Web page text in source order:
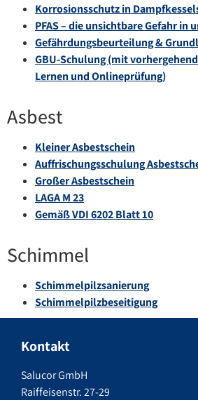
Korrosionsschutz in
PFAS – die unsichtbare Gefahr in
Gefährdungsbeurteilung &
GBU-Schulung (mit
Lernen und Onlineprüfung)
Asbest
Kleiner Asbestschein
Auffrischungsschulung
Großer Asbestschein
LAGA M 23
Gemäß VDI 6202 Blatt 10
Schimmel
Schimmelpilzsanierung
Schimmelpilzbeseitigung
Kontakt
Salucor GmbH
Raiffeisenstr. 27-29